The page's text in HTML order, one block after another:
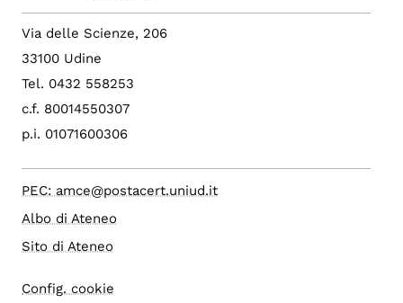
Via delle Scienze, 206
33100 Udine
Tel. 0432 558253
c.f. 80014550307
p.i. 01071600306
PEC: amce@postacert.uniud.it
Albo di Ateneo
Sito di Ateneo
Config. cookie